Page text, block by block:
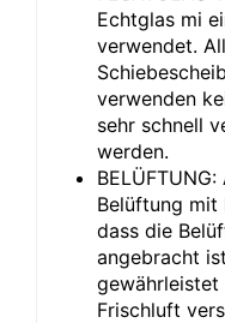
Echtglas mi
verwendet.
verwenden
sehr schnell
werden.
Belüftung mit
dass die
angebracht
Frischluft